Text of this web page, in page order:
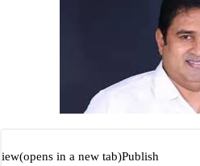
ge
iew(opens in a new tab)Publish